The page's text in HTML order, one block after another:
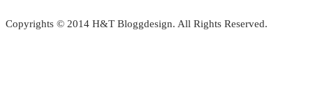
Copyrights © 2014 H&T Bloggdesign. All Rights Reserved.